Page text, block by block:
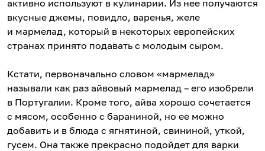
активно используют в кулинарии. Из нее получаются
вкусные джемы, повидло, варенья, желе
и мармелад, который в некоторых европейских
странах принято подавать с молодым сыром.
Кстати, первоначально словом «мармелад»
называли как раз айвовый мармелад – его изобрели
в Португалии. Кроме того, айва хорошо сочетается
с мясом, особенно с бараниной, но ее можно
добавить и в блюда с ягнятиной, свининой, уткой,
гусем. Она также прекрасно подойдет для варки